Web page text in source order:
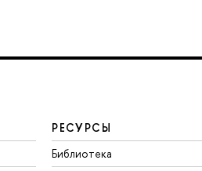
РЕСУРСЫ
Библиотека